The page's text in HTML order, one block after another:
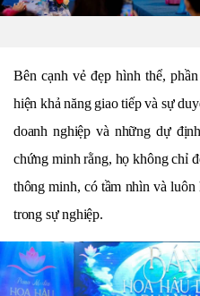
Bên cạnh vẻ đẹp hình thể,
hiện khả năng giao tiếp và sự
doanh nghiệp và những dự
chứng minh rằng, họ không chỉ
thông minh, có tầm nhìn và
trong sự nghiệp.